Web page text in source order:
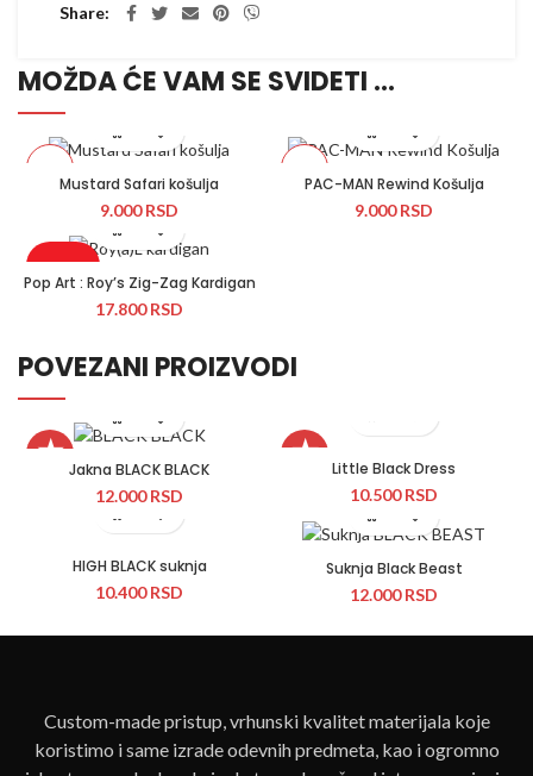
Share
MOŽDA ĆE VAM SE SVIDETI …
Mustard Safari košulja
9.000RSD
PAC-MAN Rewind Košulja
9.000RSD
Rasprodato
Pop Art : Roy’s Zig-Zag Kardigan
17.800RSD
POVEZANI PROIZVODI
★
Jakna BLACK BLACK
12.000RSD
★
Little Black Dress
10.500RSD
HIGH BLACK suknja
10.400RSD
Suknja Black Beast
12.000RSD
Custom-made pristup, vrhunski kvalitet materijala koje
koristimo i same izrade odevnih predmeta, kao i ogromno